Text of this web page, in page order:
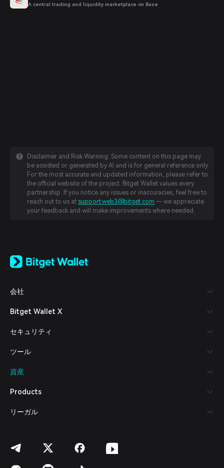
A central trading and liquidity marketplace on Base
Disclaimer and Risk Warning: Some content on this page may
be assisted or generated by AI and is for general reference only.
For the most accurate and updated information, please refer to
the official website of the project. Bitget Wallet values every
partnership. If you notice any issues or inaccuracies, feel free to
reach out to us at support.web3@bitget.com — we appreciate
your feedback and will make improvements where needed.
日本語
Español (Latinoamérica)
Italiano
Deutsch
繁體中文
Bahasa Indonesia
Español (Argentina)
会社
Bitget Wallet X
セキュリティ
ツール
資産
Products
リーガル